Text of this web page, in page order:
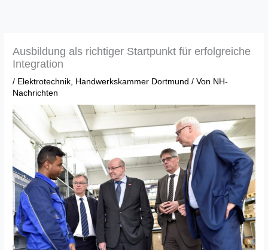
Ausbildung als richtiger Startpunkt für erfolgreiche
Integration
/ Elektrotechnik, Handwerkskammer Dortmund / Von NH-
Nachrichten